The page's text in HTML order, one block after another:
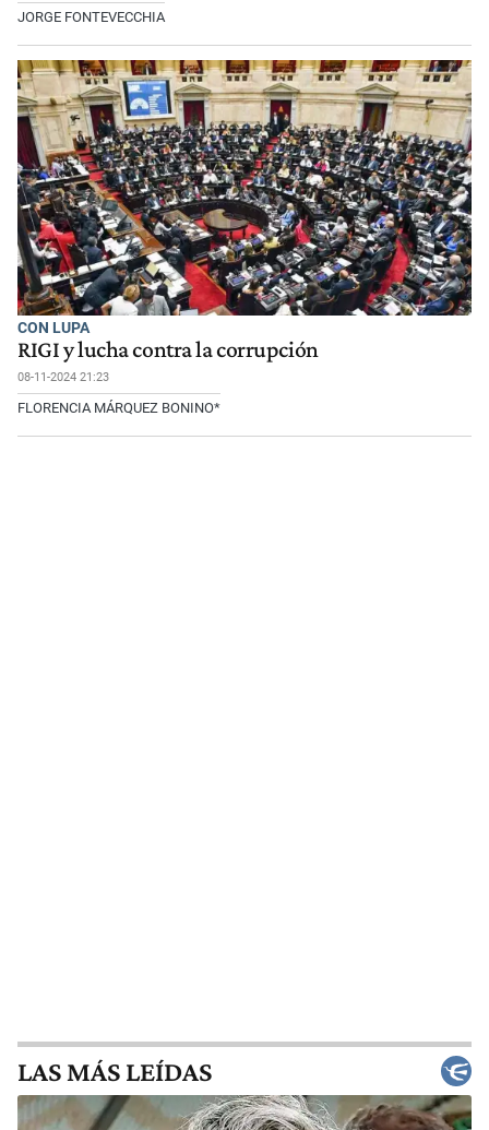
JORGE FONTEVECCHIA
CON LUPA
RIGI y lucha contra la corrupción
08-11-2024 21:23
FLORENCIA MÁRQUEZ BONINO*
LAS MÁS LEÍDAS